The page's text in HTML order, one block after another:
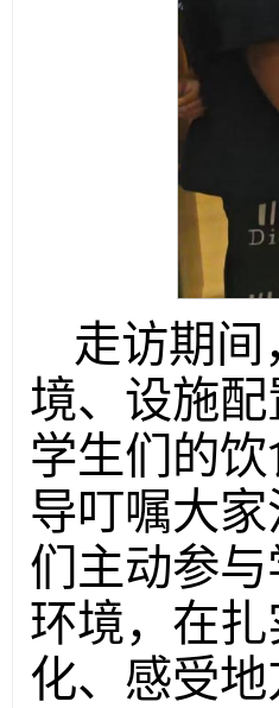
走访期
境、设施
学生们的
导叮嘱大
们主动参
环境，在
化、感受